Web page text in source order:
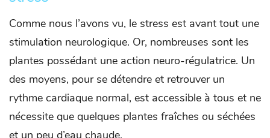
Comme nous l’avons vu, le stress est avant tout une
stimulation neurologique. Or, nombreuses sont les
plantes possédant une action neuro-régulatrice. Un
des moyens, pour se détendre et retrouver un
rythme cardiaque normal, est accessible à tous et ne
nécessite que quelques plantes fraîches ou séchées